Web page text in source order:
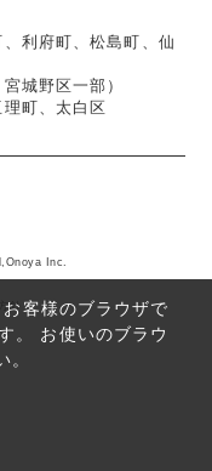
客様のブラウザで
。 お使いのブラウ
。
針
Inc.
利府町、松島町、仙
城野区一部）
町、太白区